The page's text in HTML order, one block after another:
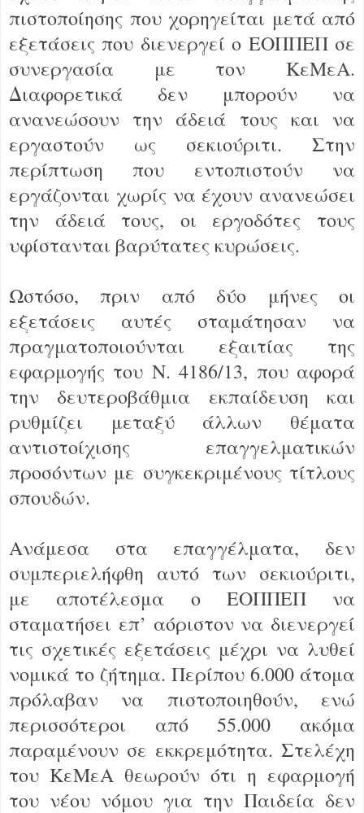
πιστοποίησης που χορηγείται μετά από
εξετάσεις που διενεργεί ο ΕΟΠΠΕΠ σε
συνεργασία με τον ΚεΜεΑ.
Διαφορετικά δεν μπορούν να
ανανεώσουν την άδειά τους και να
εργαστούν ως σεκιούριτι. Στην
περίπτωση που εντοπιστούν να
εργάζονται χωρίς να έχουν ανανεώσει
την άδειά τους, οι εργοδότες τους
υφίστανται βαρύτατες κυρώσεις.
Ωστόσο, πριν από δύο μήνες οι
εξετάσεις αυτές σταμάτησαν να
πραγματοποιούνται εξαιτίας της
εφαρμογής του Ν. 4186/13, που αφορά
την δευτεροβάθμια εκπαίδευση και
ρυθμίζει μεταξύ άλλων θέματα
αντιστοίχισης επαγγελματικών
προσόντων με συγκεκριμένους τίτλους
σπουδών.
Ανάμεσα στα επαγγέλματα, δεν
συμπεριελήφθη αυτό των σεκιούριτι,
με αποτέλεσμα ο ΕΟΠΠΕΠ να
σταματήσει επ’ αόριστον να διενεργεί
τις σχετικές εξετάσεις μέχρι να λυθεί
νομικά το ζήτημα. Περίπου 6.000 άτομα
πρόλαβαν να πιστοποιηθούν, ενώ
περισσότεροι από 55.000 ακόμα
παραμένουν σε εκκρεμότητα. Στελέχη
του ΚεΜεΑ θεωρούν ότι η εφαρμογή
του νέου νόμου για την Παιδεία δεν